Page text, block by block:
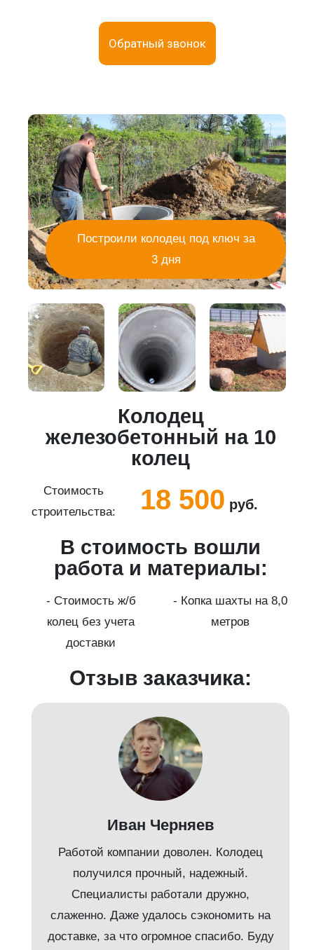
Обратный звонок
Построили колодец под ключ за
3 дня
Колодец
железобетонный на 10
колец
Стоимость
строительства:
18 500 руб.
В стоимость вошли
работа и материалы:
- Стоимость ж/б
колец без учета
доставки
- Копка шахты на 8,0
метров
Отзыв заказчика:
Иван Черняев
Работой компании доволен. Колодец
получился прочный, надежный.
Специалисты работали дружно,
слаженно. Даже удалось сэкономить на
доставке, за что огромное спасибо. Буду